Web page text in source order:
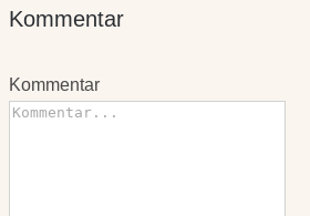
Kommentar
Kommentar